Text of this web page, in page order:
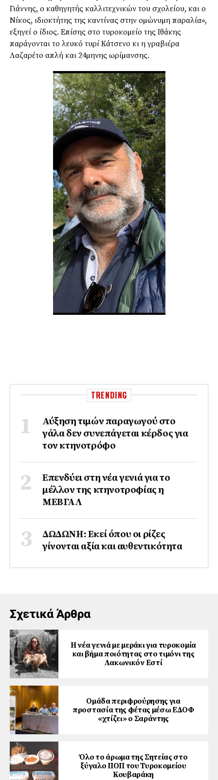
Γιάννης, ο καθηγητής καλλιτεχνικών του σχολείου, και ο
Νίκος, ιδιοκτήτης της καντίνας στην οµώνυµη παραλία»,
εξηγεί ο ίδιος. Επίσης στο τυροκοµείο της Ιθάκης
παράγονται το λευκό τυρί Κάτσενο κι η γραβιέρα
Λαζαρέτο απλή και 24µηνης ωρίµανσης.
TRENDING
Αύξηση τιμών παραγωγού στο
γάλα δεν συνεπάγεται κέρδος για
τον κτηνοτρόφο
Επενδύει στη νέα γενιά για το
μέλλον της κτηνοτροφίας η
ΜΕΒΓΑΛ
ΔΩΔΩΝΗ: Εκεί όπου οι ρίζες
γίνονται αξία και αυθεντικότητα
Σχετικά Άρθρα
Η νέα γενιά με μεράκι για τυροκομία
και βήμα ποιότητας στο τιμόνι της
Λακωνικόν Εστί
Ομάδα περιφρούρησης για
προστασία της φέτας μέσω ΕΔΟΦ
«χτίζει» ο Σαράντης
Όλο το άρωμα της Σητείας στο
ξύγαλο ΠΟΠ του Τυροκομείου
Κουβαράκη